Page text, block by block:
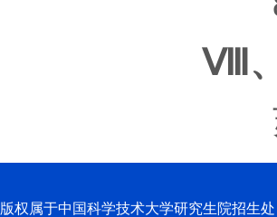
Ⅷ、
版权属于中国科学技术大学研究生院招